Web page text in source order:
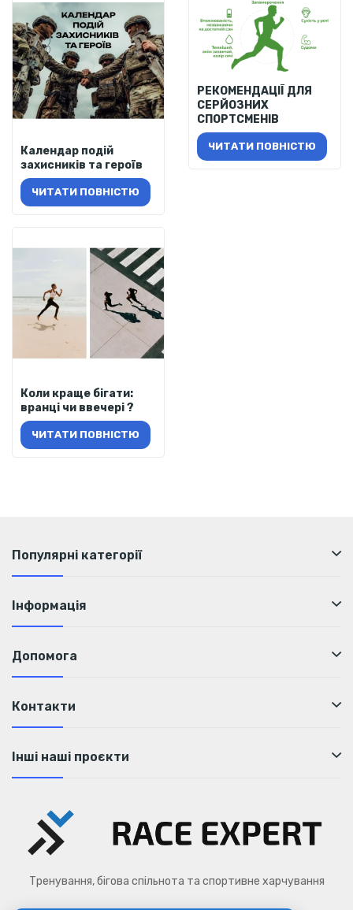
Календар подій
захисників та героїв
ЧИТАТИ ПОВНІСТЮ
РЕКОМЕНДАЦІЇ ДЛЯ
СЕРЙОЗНИХ
СПОРТСМЕНІВ
ЧИТАТИ ПОВНІСТЮ
Коли краще бігати:
вранці чи ввечері ?
ЧИТАТИ ПОВНІСТЮ
Популярні категорії
Інформація
Допомога
Контакти
Інші наші проєкти
Тренування, бігова спільнота та спортивне харчування